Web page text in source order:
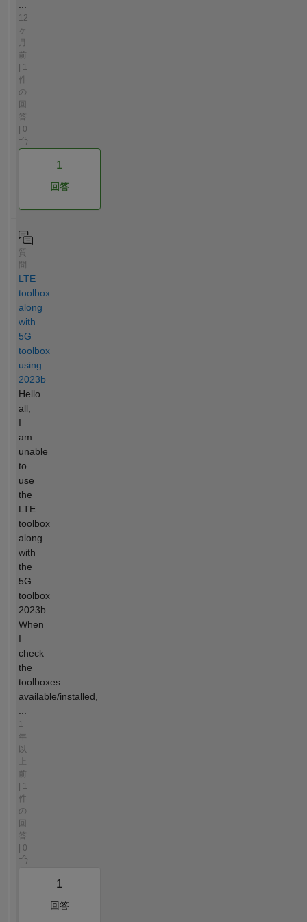
...
12
ヶ
月
前
| 1
件
の
回
答
| 0
1
回答
質
LTE
toolbox
along
with
5G
toolbox
using
2023b
Hello
all,
I
am
unable
to
use
the
LTE
toolbox
along
with
the
5G
toolbox
2023b.
When
I
check
the
toolboxes
available/installed,
...
1
年
以
前
| 1
件
の
回
答
| 0
1
回答